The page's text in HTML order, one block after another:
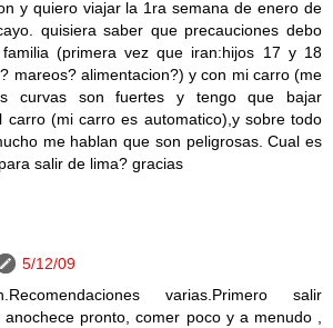
y quiero viajar la 1ra semana de enero de
quisiera saber que precauciones debo
(primera vez que iran:hijos 17 y 18
mareos? alimentacion?) y con mi carro (me
curvas son fuertes y tengo que bajar
carro (mi carro es automatico),y sobre todo
me hablan que son peligrosas. Cual es
salir de lima? gracias
5/12/09
varias.Primero salir
pronto, comer poco y a menudo ,